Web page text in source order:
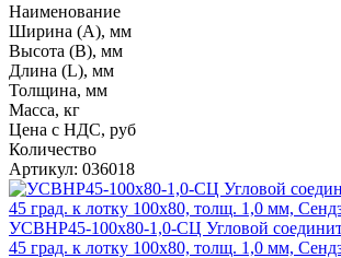
Наименование
Ширина (А), мм
Высота (В), мм
Длина (L), мм
Толщина, мм
Масса, кг
Цена с НДС, руб
Количество
Артикул: 036018
УСВНР45-100х80-1,0-СЦ Угловой
45 град. к лотку 100х80, толщ. 1,0 мм,